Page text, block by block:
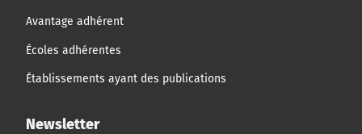
Avantage adhérent
Écoles adhérentes
Établissements ayant des publications
Newsletter